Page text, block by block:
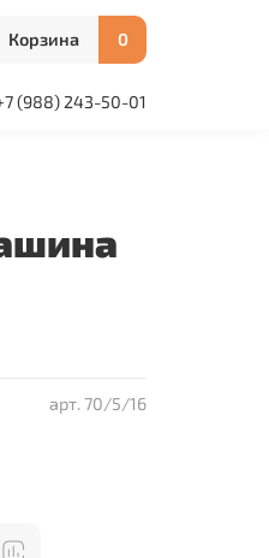
Корзина 0
(988) 243-50-01
арт. 70/5/16